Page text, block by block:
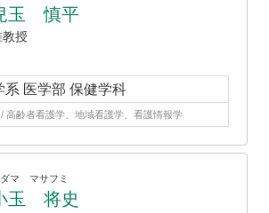
玉 慎平
教授
系 医学部 保健学科
高齢者看護学、地域看護学、看護情報学
ダマ マサフミ
玉 将史